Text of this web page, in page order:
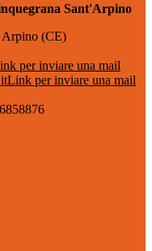
Sant'Arpino
Arpino (CE)
per inviare una mail
Link per inviare una mail